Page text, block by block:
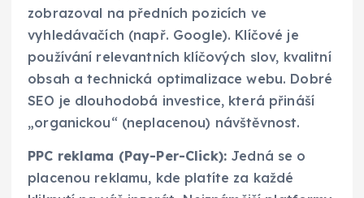
zobrazoval na předních pozicích ve
vyhledávačích (např. Google). Klíčové je
používání relevantních klíčových slov, kvalitní
obsah a technická optimalizace webu. Dobré
SEO je dlouhodobá investice, která přináší
„organickou“ (neplacenou) návštěvnost.
PPC reklama (Pay-Per-Click): Jedná se o
placenou reklamu, kde platíte za každé